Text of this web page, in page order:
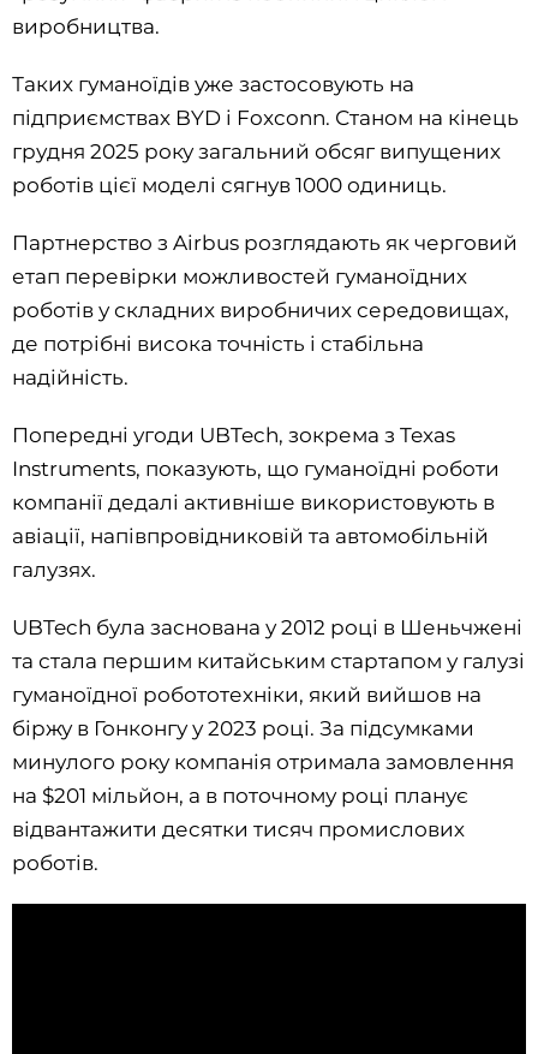
виробництва.
Таких гуманоїдів уже застосовують на
підприємствах BYD і Foxconn. Станом на кінець
грудня 2025 року загальний обсяг випущених
роботів цієї моделі сягнув 1000 одиниць.
Партнерство з Airbus розглядають як черговий
етап перевірки можливостей гуманоїдних
роботів у складних виробничих середовищах,
де потрібні висока точність і стабільна
надійність.
Попередні угоди UBTech, зокрема з Texas
Instruments, показують, що гуманоїдні роботи
компанії дедалі активніше використовують в
авіації, напівпровідниковій та автомобільній
галузях.
UBTech була заснована у 2012 році в Шеньчжені
та стала першим китайським стартапом у галузі
гуманоїдної робототехніки, який вийшов на
біржу в Гонконгу у 2023 році. За підсумками
минулого року компанія отримала замовлення
на $201 мільйон, а в поточному році планує
відвантажити десятки тисяч промислових
роботів.